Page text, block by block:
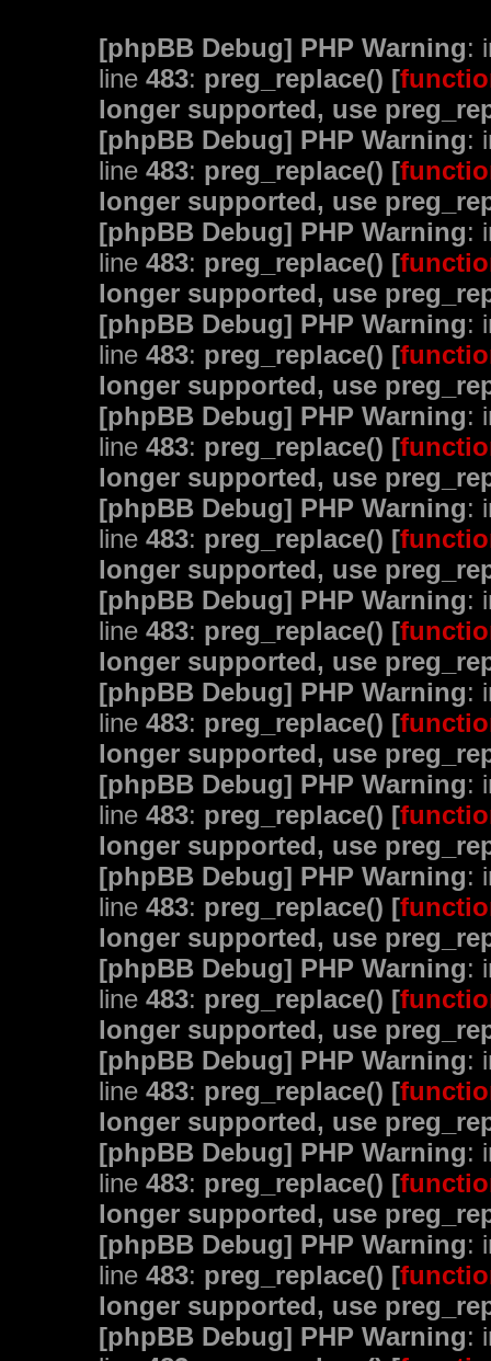
[phpBB Debug] PHP Warning:
line 483: preg_replace() [
longer supported, use
[phpBB Debug] PHP Warning:
line 483: preg_replace() [
longer supported, use
[phpBB Debug] PHP Warning:
line 483: preg_replace() [
longer supported, use
[phpBB Debug] PHP Warning:
line 483: preg_replace() [
longer supported, use
[phpBB Debug] PHP Warning:
line 483: preg_replace() [
longer supported, use
[phpBB Debug] PHP Warning:
line 483: preg_replace() [
longer supported, use
[phpBB Debug] PHP Warning:
line 483: preg_replace() [
longer supported, use
[phpBB Debug] PHP Warning:
line 483: preg_replace() [
longer supported, use
[phpBB Debug] PHP Warning:
line 483: preg_replace() [
longer supported, use
[phpBB Debug] PHP Warning:
line 483: preg_replace() [
longer supported, use
[phpBB Debug] PHP Warning:
line 483: preg_replace() [
longer supported, use
[phpBB Debug] PHP Warning:
line 483: preg_replace() [
longer supported, use
[phpBB Debug] PHP Warning:
line 483: preg_replace() [
longer supported, use
[phpBB Debug] PHP Warning:
line 483: preg_replace() [
longer supported, use
[phpBB Debug] PHP Warning: